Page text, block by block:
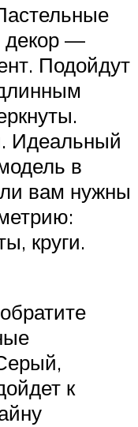
декор —
Подойдут
Идеальный
в
вам нужны
круги.
к